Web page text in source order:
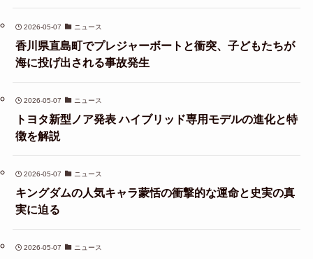
2026-05-07 ニュース
香川県直島町でプレジャーボートと衝突、子どもたちが
海に投げ出される事故発生
2026-05-07 ニュース
トヨタ新型ノア発表 ハイブリッド専用モデルの進化と特
徴を解説
2026-05-07 ニュース
キングダムの人気キャラ蒙恬の衝撃的な運命と史実の真
実に迫る
2026-05-07 ニュース